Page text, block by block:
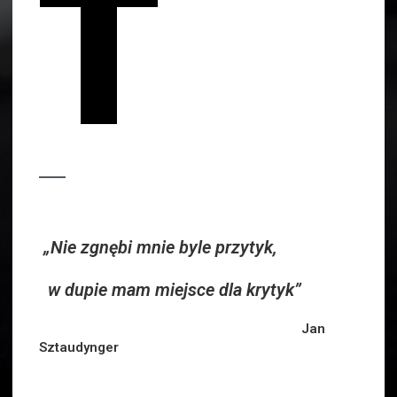
„Nie zgnębi mnie byle przytyk,
w dupie mam miejsce dla krytyk”
Jan
Sztaudynger